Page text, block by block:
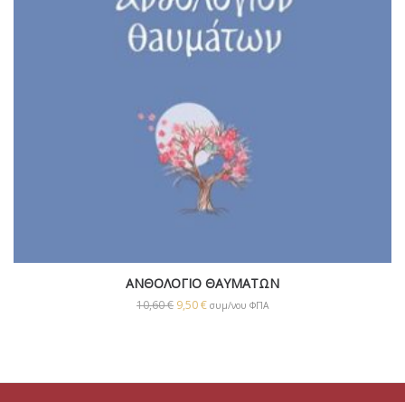
ΑΝΘΟΛΟΓΙΟ ΘΑΥΜΑΤΩΝ
10,60€ 9,50€ συμ/νου ΦΠΑ